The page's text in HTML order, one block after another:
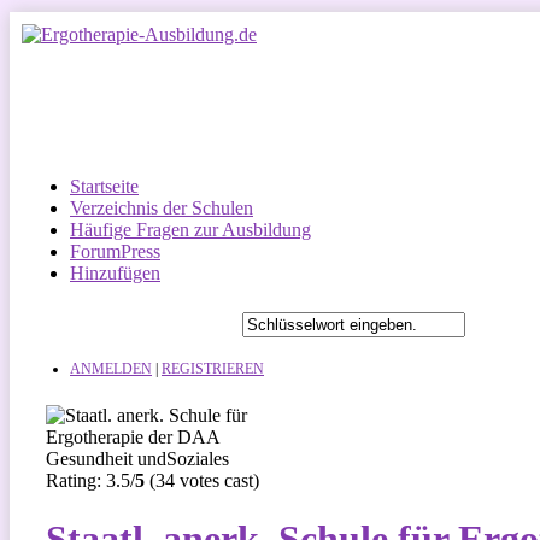
Startseite
Verzeichnis der Schulen
Häufige Fragen zur Ausbildung
ForumPress
Hinzufügen
ANMELDEN REGISTRIEREN
Rating: 3.5/5 (34 votes cast)